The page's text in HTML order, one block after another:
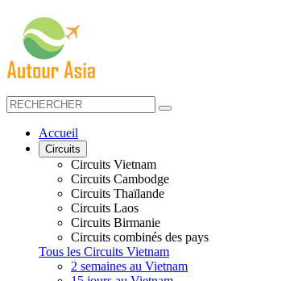
Accueil
Circuits
Circuits Vietnam
Circuits Cambodge
Circuits Thaïlande
Circuits Laos
Circuits Birmanie
Circuits combinés des pays
Tous les Circuits Vietnam
2 semaines au Vietnam